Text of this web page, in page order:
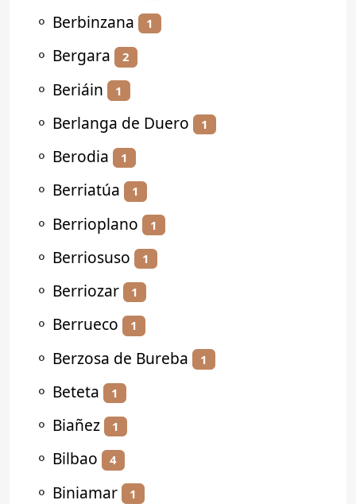
⚬ Berbinzana 1
⚬ Bergara 2
⚬ Beriáin 1
⚬ Berlanga de Duero 1
⚬ Berodia 1
⚬ Berriatúa 1
⚬ Berrioplano 1
⚬ Berriosuso 1
⚬ Berriozar 1
⚬ Berrueco 1
⚬ Berzosa de Bureba 1
⚬ Beteta 1
⚬ Biañez 1
⚬ Bilbao 4
⚬ Biniamar 1